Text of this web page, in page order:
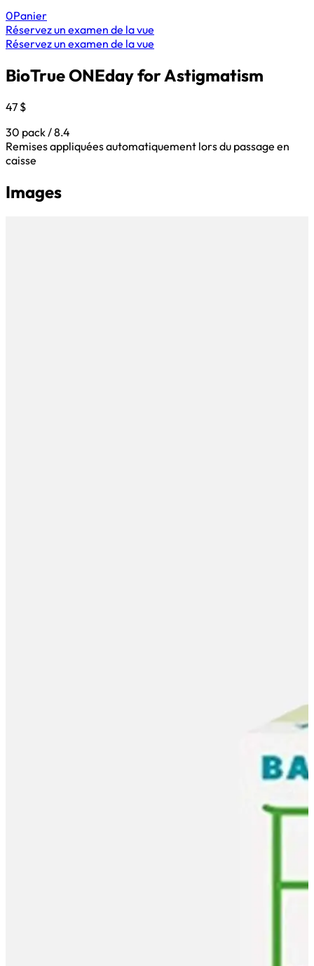
0Panier
Réservez un examen de la vue
Réservez un examen de la vue
BioTrue ONEday for Astigmatism
47 $
30 pack / 8.4
Remises appliquées automatiquement lors du passage en
caisse
Images